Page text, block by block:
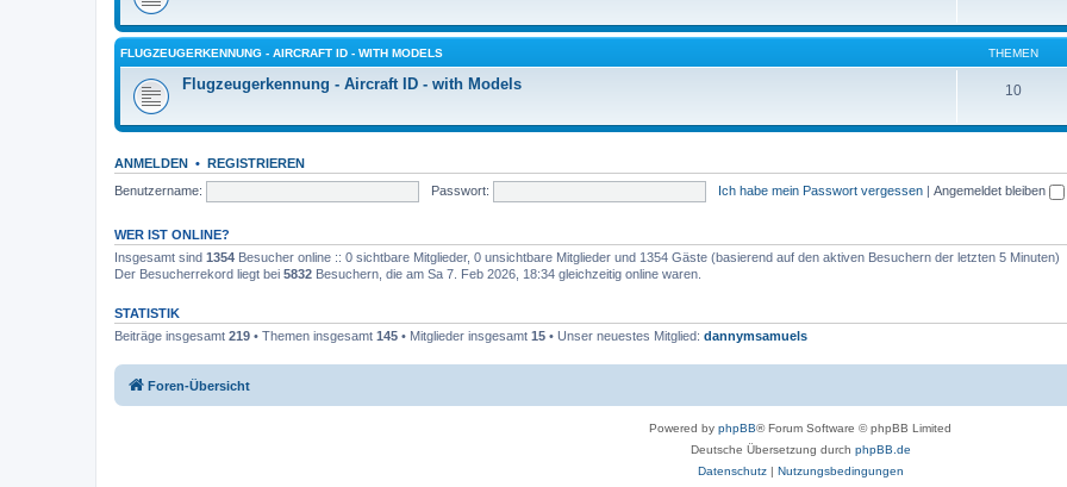
FLUGZEUGERKENNUNG - AIRCRAFT ID - WITH MODELS THEMEN
Flugzeugerkennung - Aircraft ID - with Models 10
ANMELDEN • REGISTRIEREN
Benutzername:
Passwort: Ich habe mein Passwort vergessen | Angemeldet bleiben
WER IST ONLINE?
Insgesamt sind 1354 Besucher online :: 0 sichtbare Mitglieder, 0 unsichtbare Mitglieder und 1354 Gäste (basierend auf den aktiven Besuchern der letzten 5 Minuten)
Der Besucherrekord liegt bei 5832 Besuchern, die am Sa 7. Feb 2026, 18:34 gleichzeitig online waren.
STATISTIK
Beiträge insgesamt 219 • Themen insgesamt 145 • Mitglieder insgesamt 15 • Unser neuestes Mitglied: dannymsamuels
Foren-Übersicht
Powered by phpBB® Forum Software © phpBB Limited
Deutsche Übersetzung durch phpBB.de
Datenschutz| Nutzungsbedingungen